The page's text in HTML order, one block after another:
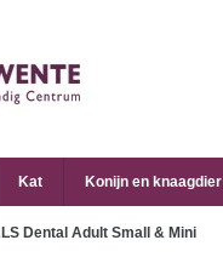
Kat Konijn en knaagdier
Dental Adult Small & Mini